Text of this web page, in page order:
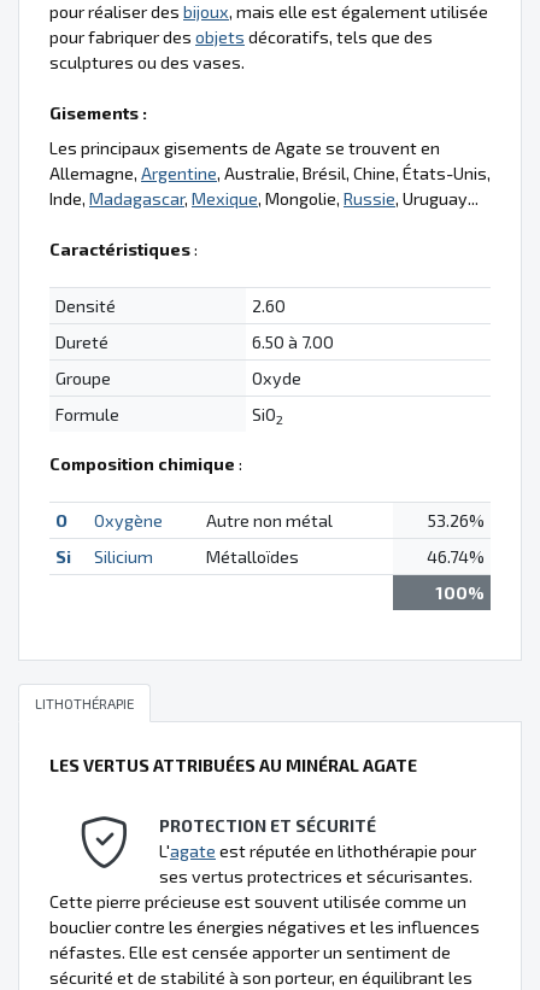
pour réaliser des bijoux, mais elle est également utilisée
pour fabriquer des objets décoratifs, tels que des
sculptures ou des vases.
Gisements :
Les principaux gisements de Agate se trouvent en
Allemagne, Argentine, Australie, Brésil, Chine, États-Unis,
Inde, Madagascar, Mexique, Mongolie, Russie, Uruguay...
Caractéristiques:
Densité
2.60
Dureté
6.50 à 7.00
Groupe
Oxyde
Formule
SiO2
Composition chimique :
O Oxygène Autre non métal
53.26%
Si
Silicium Métalloïdes
46.74%
100%
LITHOTHÉRAPIE
LES VERTUS ATTRIBUÉES AU MINÉRAL AGATE
PROTECTION ET SÉCURITÉ
L'agate est réputée en lithothérapie pour
ses vertus protectrices et sécurisantes.
Cette pierre précieuse est souvent utilisée comme un
bouclier contre les énergies négatives et les influences
néfastes. Elle est censée apporter un sentiment de
sécurité et de stabilité à son porteur, en équilibrant les